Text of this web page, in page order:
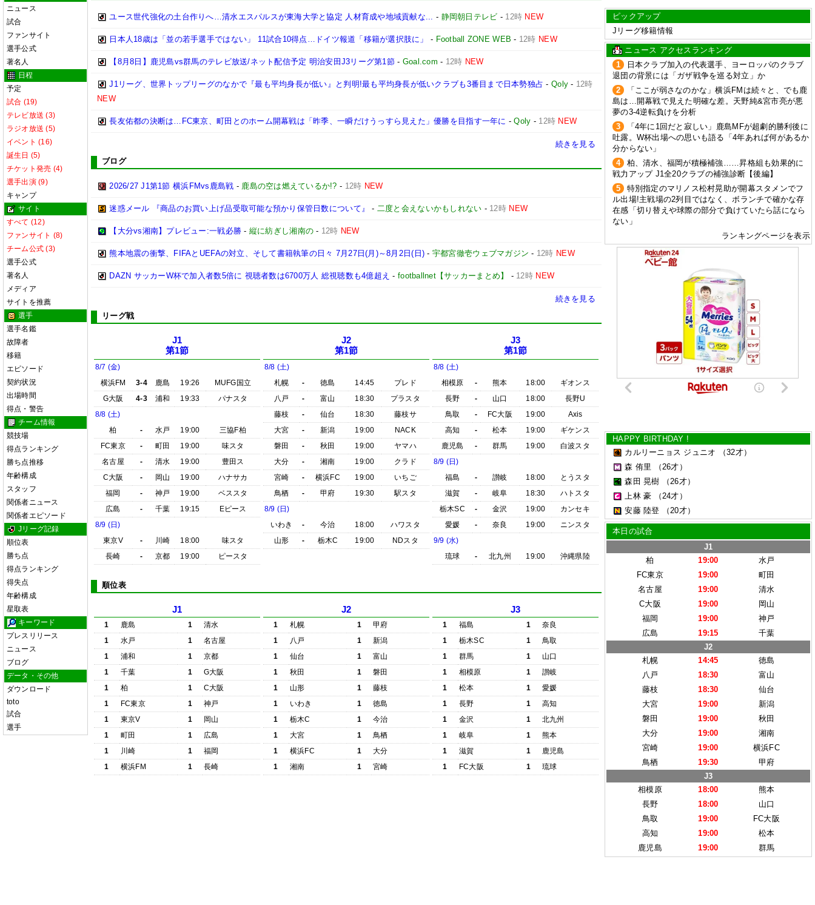
ニュース
試合
ファンサイト
選手公式
著名人
日程
予定
試合 (19)
テレビ放送 (3)
ラジオ放送 (5)
イベント (16)
誕生日 (5)
チケット発売 (4)
選手出演 (9)
キャンプ
サイト
すべて (12)
ファンサイト (8)
チーム公式 (3)
選手公式
著名人
メディア
サイトを推薦
選手
選手名鑑
故障者
移籍
エピソード
契約状況
出場時間
得点・警告
チーム情報
競技場
得点ランキング
勝ち点推移
年齢構成
スタッフ
関係者ニュース
関係者エピソード
Jリーグ記録
順位表
勝ち点
得点ランキング
得失点
年齢構成
星取表
キーワード
プレスリリース
ニュース
ブログ
データ・その他
ダウンロード
toto
試合
選手
ユース世代強化の土台作りへ…清水エスパルスが東海大学と協定 人材育成や地域貢献な... - 静岡朝日テレビ - 12時 NEW
日本人18歳は「並の若手選手ではない」 11試合10得点…ドイツ報道「移籍が選択肢に」 - Football ZONE WEB - 12時 NEW
【8月8日】鹿児島vs群馬のテレビ放送/ネット配信予定 明治安田J3リーグ第1節 - Goal.com - 12時 NEW
J1リーグ、世界トップリーグのなかで『最も平均身長が低い』と判明!最も平均身長が低いクラブも3番目まで日本勢独占 -Qoly - 12時
NEW
長友佑都の決断は…FC東京、町田とのホーム開幕戦は「昨季、一瞬だけうっすら見えた」優勝を目指す一年に -Qoly - 12時 NEW
続きを見る
ブログ
2026/27 J1第1節 横浜FMvs鹿島戦 - 鹿島の空は燃えているか!? - 12時 NEW
迷惑メール 『商品のお買い上げ品受取可能な預かり保管日数について』 - 二度と会えないかもしれない - 12時 NEW
【大分vs湘南】プレビュー:一戦必勝 - 縦に紡ぎし湘南の - 12時 NEW
熊本地震の衝撃、FIFAとUEFAの対立、そして書籍執筆の日々 7月27日(月)～8月2日(日) - 宇都宮徹壱ウェブマガジン - 12時 NEW
DAZN サッカーW杯で加入者数5倍に 視聴者数は6700万人 総視聴数も4億超え -footballnet【サッカーまとめ】 - 12時 NEW
続きを見る
リーグ戦
J1
第1節
8/7 (金)
横浜FM
3-4 鹿島 19:26
MUFG国立
G大阪
4-3 浦和 19:33
パナスタ
8/8 (土)
柏
- 水戸 19:00
三協F柏
FC東京
- 町田 19:00
味スタ
名古屋
- 清水 19:00
豊田ス
C大阪
- 岡山 19:00
ハナサカ
福岡
- 神戸 19:00
ベススタ
広島
- 千葉 19:15
Eピース
8/9 (日)
東京V
- 川崎 18:00
味スタ
長崎
- 京都 19:00 ピースタ
J2
第1節
8/8 (土)
札幌
- 徳島 14:45
プレド
八戸
- 富山 18:30
プラスタ
藤枝
- 仙台 18:30
藤枝サ
大宮
- 新潟 19:00
NACK
磐田
- 秋田 19:00
ヤマハ
大分
- 湘南 19:00
クラド
宮崎
- 横浜FC 19:00
いちご
鳥栖
- 甲府 19:30
駅スタ
8/9 (日)
いわき
- 今治 18:00
ハワスタ
山形
- 栃木C 19:00 NDスタ
J3
第1節
8/8 (土)
相模原
- 熊本 18:00
ギオンス
長野
- 山口 18:00
長野U
鳥取
- FC大阪 19:00
Axis
高知
- 松本 19:00
ギケンス
鹿児島
- 群馬 19:00
白波スタ
8/9 (日)
福島
- 讃岐 18:00
とうスタ
滋賀
- 岐阜 18:30
ハトスタ
栃木SC
- 金沢 19:00
カンセキ
愛媛
- 奈良 19:00
ニンスタ
9/9 (水)
琉球
- 北九州 19:00 沖縄県陸
順位表
J1
1 鹿島 1
清水
1
水戸 1
名古屋
1
浦和 1
京都
1
千葉 1
G大阪
1
柏 1
C大阪
1
FC東京 1
神戸
1
東京V 1
岡山
1
町田 1
広島
1
川崎 1
福岡
1
横浜FM 1 長崎
J2
1 札幌 1
甲府
1
八戸 1
新潟
1
仙台 1
富山
1
秋田 1
磐田
1
山形 1
藤枝
1
いわき 1
徳島
1
栃木C 1
今治
1
大宮 1
鳥栖
1
横浜FC 1
大分
1
湘南 1 宮崎
J3
1 福島 1
奈良
1
栃木SC 1
鳥取
1
群馬 1
山口
1
相模原 1
讃岐
1
松本 1
愛媛
1
長野 1
高知
1
金沢 1
北九州
1
岐阜 1
熊本
1
滋賀 1
鹿児島
1
FC大阪 1 琉球
ピックアップ
Jリーグ移籍情報
ニュース アクセスランキング
1
日本クラブ加入の代表選手、ヨーロッパのクラブ
退団の背景には「ガザ戦争を巡る対立」か
2
「ここが弱さなのかな」横浜FMは続々と、でも鹿
島は…開幕戦で見えた明確な差。天野純&宮市亮が悪
夢の3-4逆転負けを分析
3
「4年に1回だと寂しい」鹿島MFが超劇的勝利後に
吐露。W杯出場への思いも語る「4年あれば何があるか
分からない」
4
柏、清水、福岡が積極補強……昇格組も効果的に
戦力アップ J1全20クラブの補強診断【後編】
5
特別指定のマリノス松村晃助が開幕スタメンでフ
ル出場!主戦場の2列目ではなく、ボランチで確かな存
在感「切り替えや球際の部分で負けていたら話になら
ない」
ランキングページを表示
HAPPY BIRTHDAY !
カルリーニョス ジュニオ
（32才）
森 侑里
（26才）
森田 晃樹
（26才）
上林 豪
（24才）
安藤 陸登
（20才）
本日の試合
J1
柏
19:00
水戸
FC東京
19:00
町田
名古屋
19:00
清水
C大阪
19:00
岡山
福岡
19:00
神戸
広島
19:15
千葉
J2
札幌
14:45
徳島
八戸
18:30
富山
藤枝
18:30
仙台
大宮
19:00
新潟
磐田
19:00
秋田
大分
19:00
湘南
宮崎
19:00
横浜FC
鳥栖
19:30
甲府
J3
相模原
18:00
熊本
長野
18:00
山口
鳥取
19:00
FC大阪
高知
19:00
松本
鹿児島
19:00 群馬